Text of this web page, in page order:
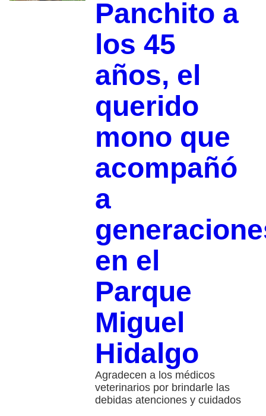
Panchito a
los 45
años, el
querido
mono que
acompañó
a
en el
Parque
Miguel
Hidalgo
Agradecen a los médicos
veterinarios por brindarle las
debidas atenciones y cuidados